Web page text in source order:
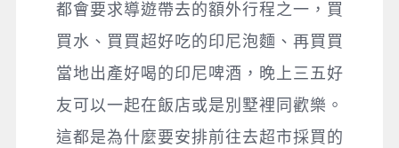
都會要求導遊帶去的額外行程之一，買
買水、買買超好吃的印尼泡麵、再買買
當地出產好喝的印尼啤酒，晚上三五好
友可以一起在飯店或是別墅裡同歡樂。
這都是為什麼要安排前往去超市採買的